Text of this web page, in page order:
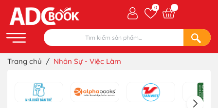
0
Trang chủ / Nhân Sự - Việc Làm